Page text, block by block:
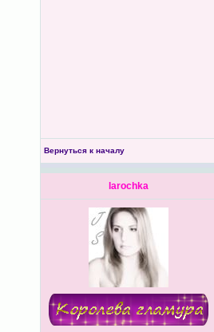
Вернуться к началу
larochka